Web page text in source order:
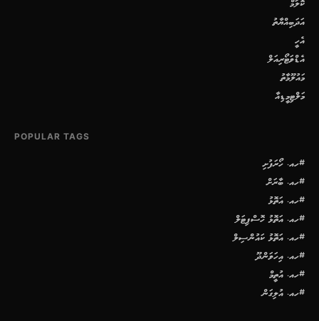
ކޮލަމް
އަދަބިއްޔާތު
އެހީ
އެޑްވަޓޯރިއަލް
މައުލޫމާތު
މަލްޓިމީޑިއާ
POPULAR TAGS
#ހއ. ހޯރަފުށި
#ހއ. ބާރަށް
#ހއ. އަތޮޅު
#ހއ. އަތޮޅު ހޮސްޕިޓަލް
#ހއ. އަތޮޅު ކައުންސިލް
#ހއ. އިހަވަންދޫ
#ހއ. އުތީމް
#ހއ. އުލިގަން